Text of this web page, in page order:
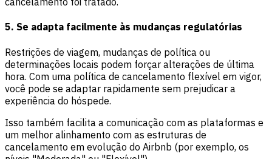
5. Se adapta facilmente às mudanças regulatórias
Restrições de viagem, mudanças de política ou
determinações locais podem forçar alterações de última
hora. Com uma política de cancelamento flexível em vigor,
você pode se adaptar rapidamente sem prejudicar a
experiência do hóspede.
Isso também facilita a comunicação com as plataformas e
um melhor alinhamento com as estruturas de
cancelamento em evolução do Airbnb (por exemplo, os